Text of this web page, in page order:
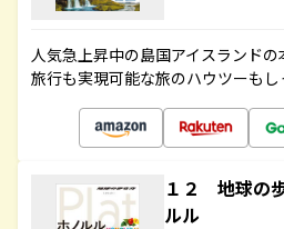
人気急上昇中の島国アイスランド
旅行も実現可能な旅のハウツーもし
１２ 地球の
ルル